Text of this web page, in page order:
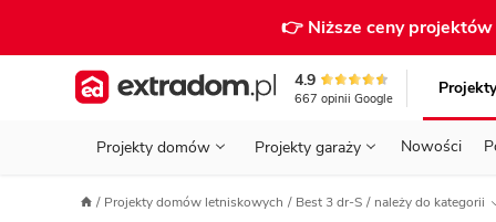
👉 Niższe ceny projektów
4.9
667 opinii Google
Projekty domów Projekty garaży Nowości
Projekty domów Projekty garaży
Parterowe Piętrowe do 70 m²
KONDYGNACJE STANOWISKA
PRZED BUDOWĄ - ETAP 1
Projekty domów letniskowych Best 3 dr-S należy do kategorii